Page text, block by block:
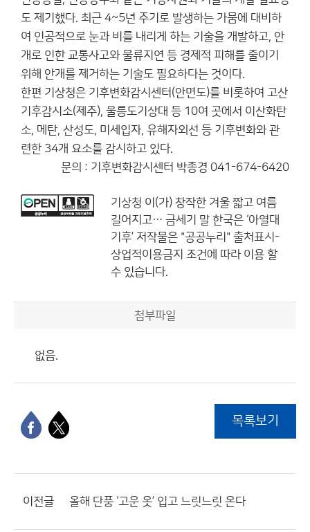
도 제기했다. 최근 4~5년 주기로 발생하는 가뭄에 대비하
여 인공적으로 눈과 비를 내리게 하는 기술을 개발하고, 안
개로 인한 교통사고와 물류지연 등 경제적 피해를 줄이기
위해 안개를 제거하는 기술도 필요하다는 것이다.
한편 기상청은 기후변화감시센터(안면도)를 비롯하여 고산
기후감시소(제주), 울릉도기상대 등 10여 곳에서 이산화탄
소, 메탄, 산성도, 미세입자, 유해자외선 등 기후변화와 관
련한 34개 요소를 감시하고 있다.
문의 : 기후변화감시센터 박종경 041-674-6420
기상청 이(가) 창작한 겨울 짧고 여름
길어지고… 금세기 말 한국은 ‘아열대
기후’ 저작물은 "공공누리" 출처표시-
상업적이용금지 조건에 따라 이용 할
수 있습니다.
첨부파일
없음.
목록보기
이전글 올해 단풍 ‘고운 옷’ 입고 느릿느릿 온다